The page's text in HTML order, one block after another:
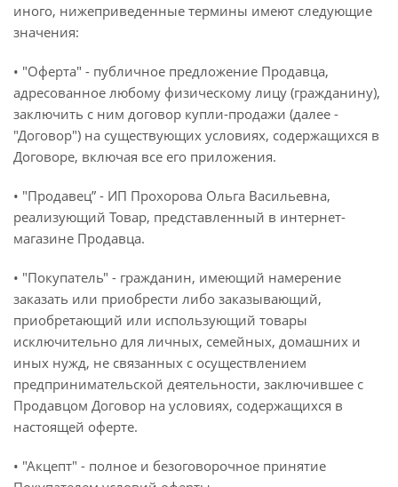
иного, нижеприведенные термины имеют следующие
значения:
• "Оферта" - публичное предложение Продавца,
адресованное любому физическому лицу (гражданину),
заключить с ним договор купли-продажи (далее -
"Договор") на существующих условиях, содержащихся в
Договоре, включая все его приложения.
• "Продавец” - ИП Прохорова Ольга Васильевна,
реализующий Товар, представленный в интернет-
магазине Продавца.
• "Покупатель" - гражданин, имеющий намерение
заказать или приобрести либо заказывающий,
приобретающий или использующий товары
исключительно для личных, семейных, домашних и
иных нужд, не связанных с осуществлением
предпринимательской деятельности, заключившее с
Продавцом Договор на условиях, содержащихся в
настоящей оферте.
• "Акцепт" - полное и безоговорочное принятие